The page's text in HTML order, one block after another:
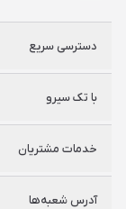
دسترسی سریع
ایکس‌باکس
شگفت سیرو
با تک سیرو
راه‌های ارتباطی
مجله خبری
خدمات مشتریان
راهنمای اکانت‌ها
آدرس شعبه‌ها